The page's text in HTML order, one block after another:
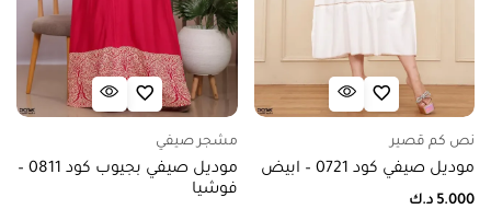
نص كم قصير
موديل صيفي كود 0721 – ابيض
5.000 د.ك
مشجر صيفي
موديل صيفي بجيوب كود 0811 –
فوشيا